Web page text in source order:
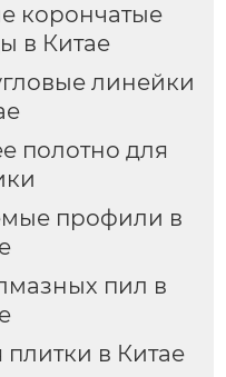
корончатые
в Китае
линейки
полотно для
профили в
пил в
в Китае